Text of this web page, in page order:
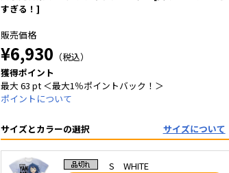
すぎる！]
販売価格
¥6,930 （税込）
獲得ポイント
最大 63 pt ＜最大1％ポイントバック！＞
ポイントについて
サイズとカラーの選択 サイズについて
S WHITE